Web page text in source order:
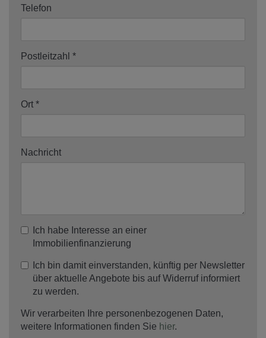
Telefon
Postleitzahl
Ort
Nachricht
Ich habe Interesse an einer
Immobilienfinanzierung
Ich bin damit einverstanden, künftig per Newsletter
über aktuelle Angebote bis auf Widerruf informiert
zu werden.
Wir verarbeiten Ihre personenbezogenen Daten,
weitere Informationen finden Sie hier.